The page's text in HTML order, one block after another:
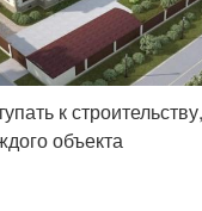
к
объекта